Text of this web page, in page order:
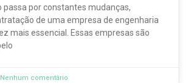
passa por constantes mudanças,
de uma empresa de engenharia
mais essencial. Essas empresas são
Nenhum comentário